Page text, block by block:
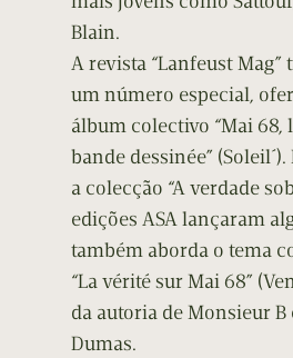
Blain.
A revista “Lanfeust Mag”
um número especial,
álbum colectivo “Mai 68,
bande dessinée”
a colecção “A verdade
edições ASA lançaram
também aborda o tema
“La vérité sur Mai 68”
da autoria de Monsieur B
Dumas.